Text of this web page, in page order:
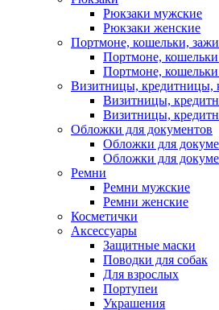
Рюкзаки мужские
Рюкзаки женские
Портмоне, кошельки,
Портмоне,
Портмоне,
Визитницы, кредитницы,
Визитницы,
Визитницы,
Обложки для документов
Обложки для
Обложки для
Ремни
Ремни мужские
Ремни женские
Косметички
Аксессуары
Защитные маски
Поводки для собак
Для взрослых
Портупеи
Украшения